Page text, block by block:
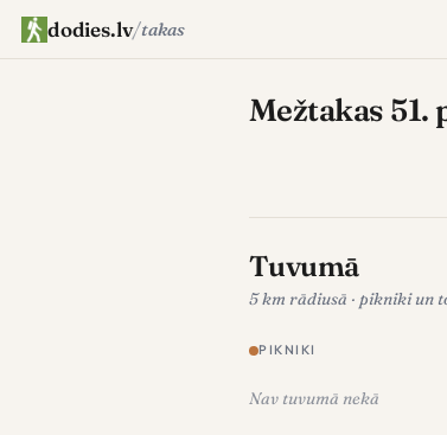
dodies.lv/takas
Mežtakas 51.
Tuvumā
5 km rādiusā · pikniki un
PIKNIKI
Nav tuvumā nekā